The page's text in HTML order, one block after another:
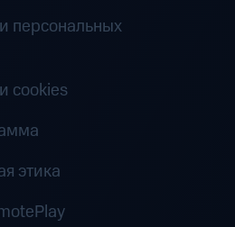
персональных
cookies
этика